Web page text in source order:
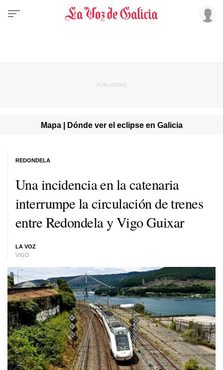
Mapa | Dónde ver el eclipse en Galicia
Una incidencia en la catenaria
interrumpe la circulación de trenes
entre Redondela y Vigo Guixar
LA VOZ
VIGO
REDONDELA